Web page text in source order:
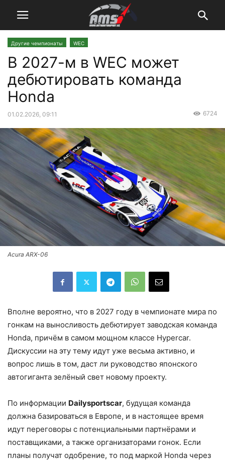
Другие чемпионаты WEC
В 2027-м в WEC может
дебютировать команда
Honda
01.02.2026, 09:11 6724
Acura ARX-06
Вполне вероятно, что в 2027 году в чемпионате мира по
гонкам на выносливость дебютирует заводская команда
Honda, причём в самом мощном классе Hypercar.
Дискуссии на эту тему идут уже весьма активно, и
вопрос лишь в том, даст ли руководство японского
автогиганта зелёный свет новому проекту.
По информации Dailysportscar, будущая команда
должна базироваться в Европе, и в настоящее время
идут переговоры с потенциальными партнёрами и
поставщиками, а также организаторами гонок. Если
планы получат одобрение, то под маркой Honda через